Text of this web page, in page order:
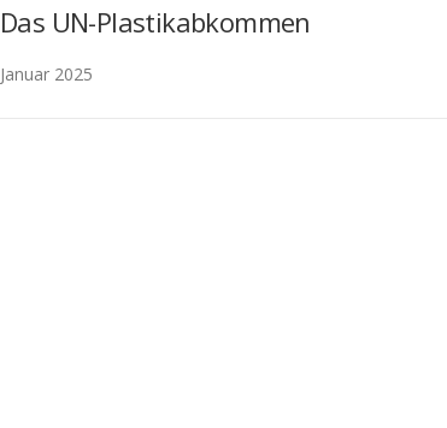
Das UN-Plastikabkommen
Januar 2025